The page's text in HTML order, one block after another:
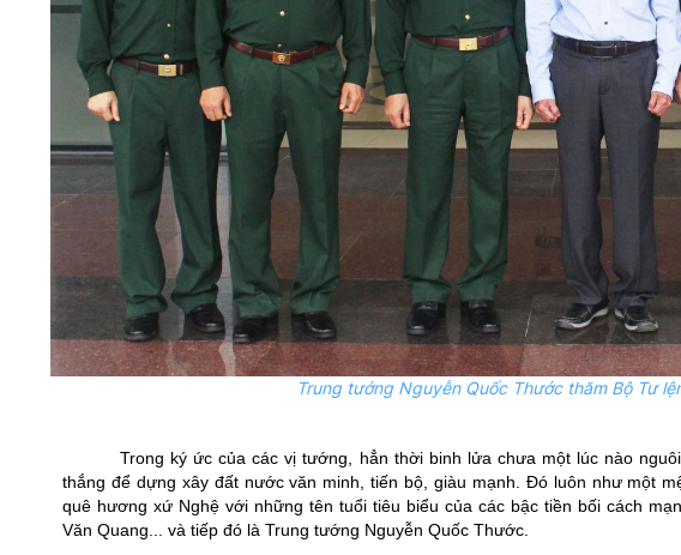
Trung tướng Nguyễn Quốc Thước thăm Bộ Tư
Trong ký ức của các vị tướng, hẳn thời binh lửa chưa một lúc nào
thắng để dựng xây đất nước văn minh, tiến bộ, giàu mạnh. Đó luôn như một
quê hương xứ Nghệ với những tên tuổi tiêu biểu của các bậc tiền bối cách
Văn Quang... và tiếp đó là Trung tướng Nguyễn Quốc Thước.